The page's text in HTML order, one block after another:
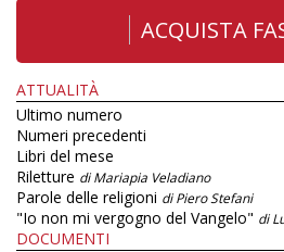
ACQUISTA
ATTUALITÀ
Ultimo numero
Numeri precedenti
Libri del mese
Riletture di Mariapia Veladiano
Parole delle religioni di Piero Stefani
"Io non mi vergogno del Vangelo" di
DOCUMENTI